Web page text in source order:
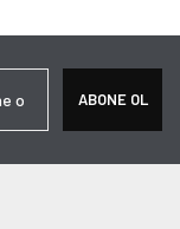
ABONE OL